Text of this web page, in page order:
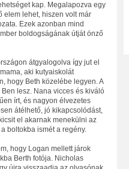
kap. Megalapozva egy
elem lehet, hiszen volt már
Ezek azonban mind
boldogságának útját önző
átgyalogolva így jut el
aki kutyaiskolát
hogy Beth közelébe legyen. A
lesz. Nana vicces és kiváló
írt, és nagyon élvezetes
átélhető, jó kikapcsolódást,
el akarnak menekülni az
boltokba ismét a regény.
hogy Logan mellett járok
Berth fotója. Nicholas